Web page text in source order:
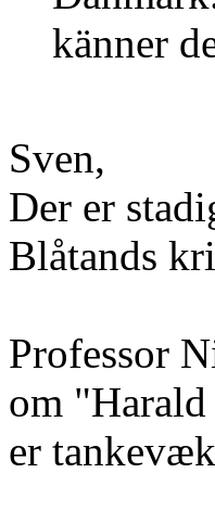
känner
Sven,
Der er
Blåtands
Professor
om "Harald
er